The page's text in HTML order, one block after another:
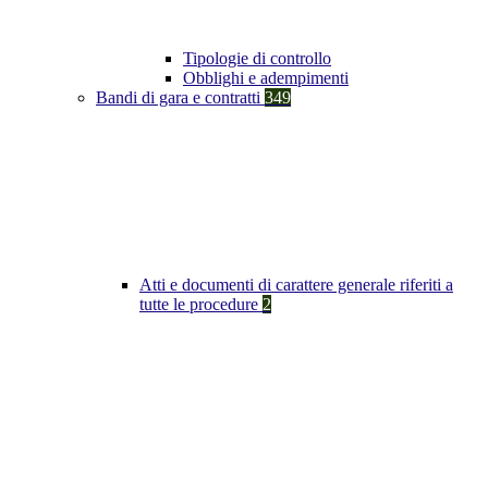
Tipologie di controllo
Obblighi e adempimenti
Bandi di gara e contratti 349
Atti e documenti di carattere generale riferiti a
tutte le procedure 2